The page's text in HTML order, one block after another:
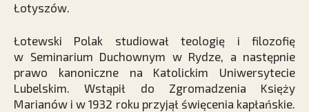
Łotyszów.
Łotewski Polak studiował teologię i filozofię
w Seminarium Duchownym w Rydze, a następnie
prawo kanoniczne na Katolickim Uniwersytecie
Lubelskim. Wstąpił do Zgromadzenia Księży
Marianów i w 1932 roku przyjął święcenia kapłańskie.